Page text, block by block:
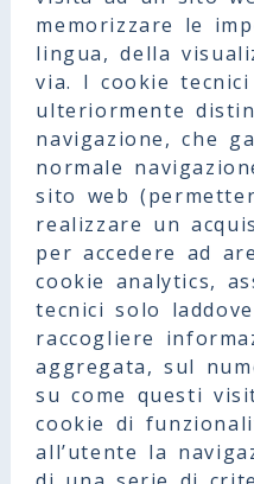
memorizzare le
lingua, della
via. I cookie
ulteriormente
navigazione, che
normale
sito web
realizzare un
per accedere ad
cookie analytics,
tecnici solo
raccogliere
aggregata, sul
su come questi
cookie di
all’utente la